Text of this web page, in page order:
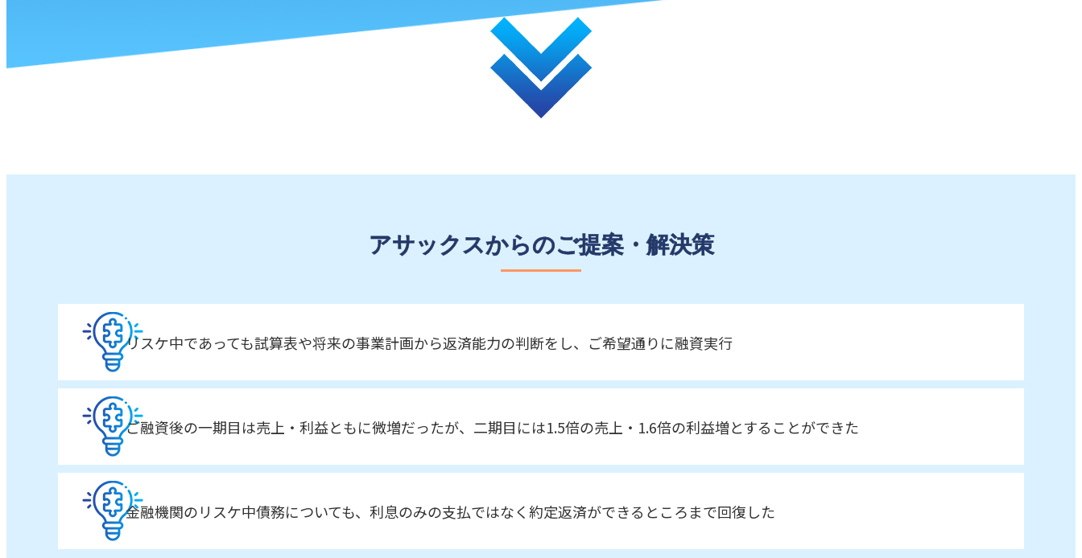
アサックスからのご提案・解決策
リスケ中であっても試算表や将来の事業計画から返済能力の判断をし、ご希望通りに融資実行
ご融資後の一期目は売上・利益ともに微増だったが、二期目には1.5倍の売上・1.6倍の利益増とすることができた
金融機関のリスケ中債務についても、利息のみの支払ではなく約定返済ができるところまで回復した